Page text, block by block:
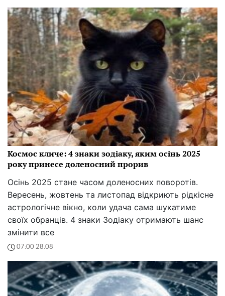
Космос кличе: 4 знаки зодіаку, яким осінь 2025
року принесе доленосний прорив
Осінь 2025 стане часом доленосних поворотів.
Вересень, жовтень та листопад відкриють рідкісне
астрологічне вікно, коли удача сама шукатиме
своїх обранців. 4 знаки Зодіаку отримають шанс
змінити все
07:00 28.08